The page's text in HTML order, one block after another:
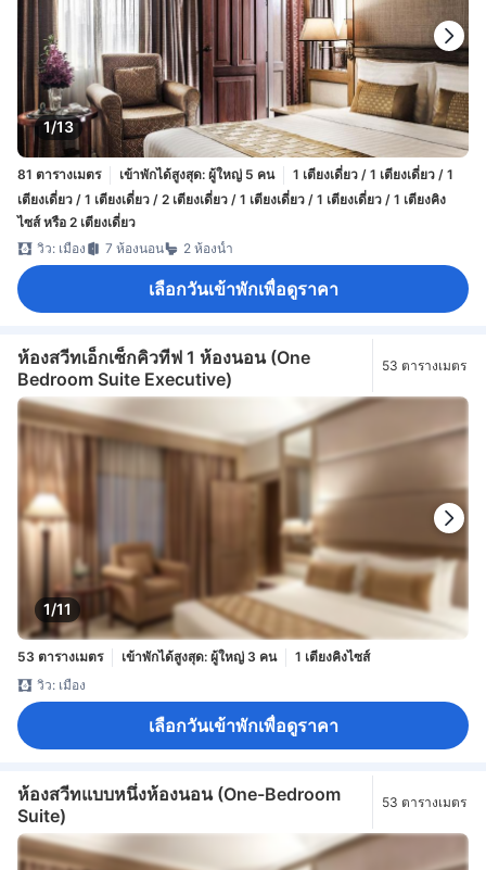
1/13
81 ตารางเมตร เข้าพักได้สูงสุด: ผู้ใหญ่ 5 คน
1 เตียงเดี่ยว / 1 เตียงเดี่ยว / 1
เตียงเดี่ยว / 1 เตียงเดี่ยว / 2 เตียงเดี่ยว / 1 เตียงเดี่ยว / 1 เตียงเดี่ยว / 1 เตียงคิง
ไซส์ หรือ 2 เตียงเดี่ยว
วิว: เมือง
7 ห้องนอน 2 ห้องน้ำ
เลือกวันเข้าพักเพื่อดูราคา
ห้องสวีทเอ็กเซ็กคิวทีฟ 1 ห้องนอน (One
Bedroom Suite Executive)
53 ตารางเมตร
1/11
53 ตารางเมตร เข้าพักได้สูงสุด: ผู้ใหญ่ 3 คน
1 เตียงคิงไซส์
วิว: เมือง
เลือกวันเข้าพักเพื่อดูราคา
ห้องสวีทแบบหนึ่งห้องนอน (One-Bedroom
Suite)
53 ตารางเมตร